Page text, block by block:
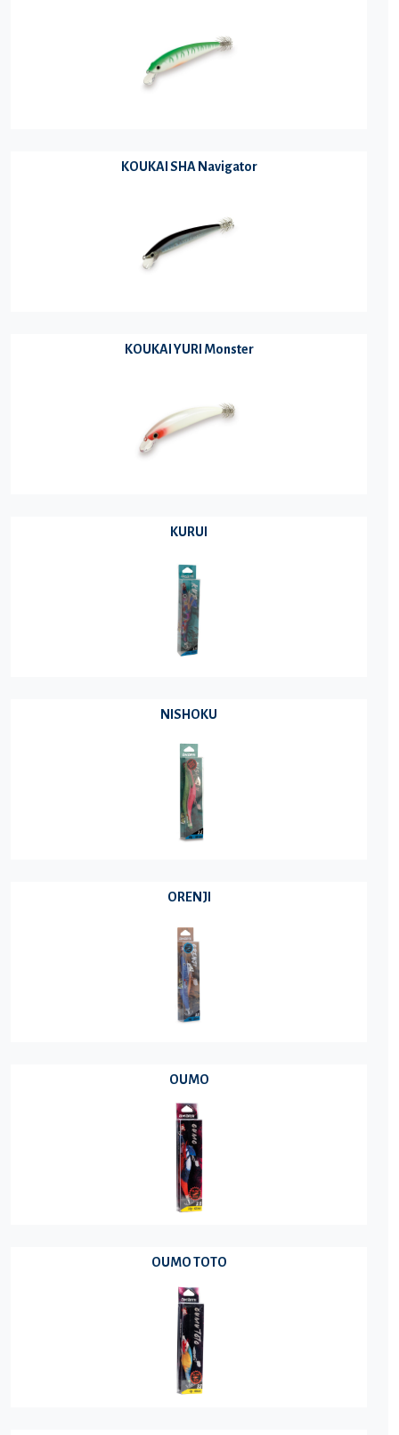
KOUKAI SHA Navigator
KOUKAI YURI Monster
KURUI
NISHOKU
ORENJI
OUMO
OUMO TOTO